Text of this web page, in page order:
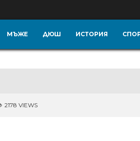
МЪЖЕ ДЮШ ИСТОРИЯ
2178 VIEWS